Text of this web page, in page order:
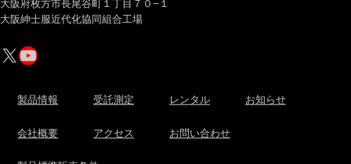
大阪府枚方市長尾谷町１丁目７０−１
大阪紳士服近代化協同組合工場
X YouTube
製品情報 受託測定 レンタル お知らせ
会社概要 アクセス お問い合わせ